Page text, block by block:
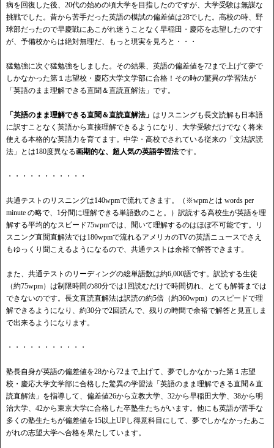
病を回復した後、20代の始めの頃大学を目指したのですが、大学受験は無謀な
挑戦でした。昔から苦手だった英語の模試の偏差値は28でした。高校の時、野
球部だったので早慶戦にあこがれ迷うことなく早稲田・慶応を志望したのです
が、予備校からは絶対無理だ、もっと現実を見ろと・・・
猛勉強に次ぐ猛勉強をしました。その結果、英語の偏差値を72まで上げて夢で
しかなかった第１志望校・慶応大学文学部に合格！その時の驚異の学習法が
「英語のまま理解できる直聞＆直読直解法」です。
「英語のまま理解できる直聞＆直読直解法」 はリスニングも長文読解も日本語
に訳すことなく英語から直接理解できるようになり、大学受験だけでなく将来
使える本格的な英語力を育てます。中学・高校でされている従来の「文法訳読
法」とは180度異なる画期的な、超人気の英語学習法です。
・・・・・・・・・・・
共通テストのリスニングは140wpmで流れてきます。（※wpmとは words per
minute の略で、1分間に理解できる単語数のこと。）訳読する高校生が英語を理
解する平均的なスピード75wpmでは、聞いて理解するのはほぼ不可能です。リ
スニング直聞直解法では180wpmで流れるアメリカのTVの英語ニュースでさえ
もゆっくり聞こえるようになるので、共通テストは余裕で解答できます。
また、共通テストのリーディングの総単語数は約6,000語です。訳読する生徒
（約75wpm）は制限時間の80分では1回読むだけで時間切れ、とても解答までは
できないのです。長文直読直解法は訳読の約5倍（約360wpm）のスピードで理
解できるようになり、約30分で2回読んで、残りの時間で余裕で解答と見直しま
で出来るようになります。
・・・・・・・・・・・
塾長自身が英語の偏差値を28から72まで上げて、夢でしかなかった第１志望
校・慶応大学文学部に合格した驚異の学習法「英語のまま理解できる直聞＆直
読直解法」を指導して、偏差値26から立教大学、32から早稲田大学、38から明
治大学、42から東京大学に合格した卒塾生たちがいます。他にも英語が苦手な
多くの塾生たちが偏差値を15以上UPし得意科目にして、夢でしかなかったあこ
がれの志望大学へ合格を果たしています。